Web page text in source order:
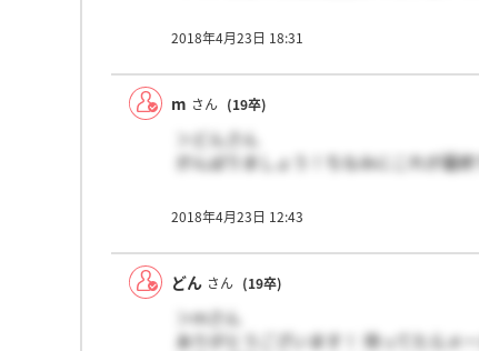
2018年4月23日 18:31
m さん (19卒)
＞どんさん
がんばりましょう！ちなみにこれが最
2018年4月23日 12:43
どん さん (19卒)
＞mさん
ありがとうございます！ 待ってたらメ